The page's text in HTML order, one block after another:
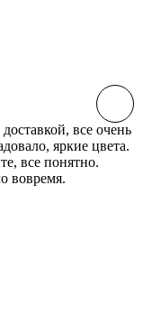
все очень
яркие цвета.
все понятно.
вовремя.